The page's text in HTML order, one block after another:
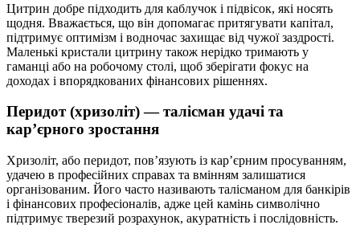
Цитрин добре підходить для каблучок і підвісок, які носять
щодня. Вважається, що він допомагає притягувати капітал,
підтримує оптимізм і водночас захищає від чужої заздрості.
Маленькі кристали цитрину також нерідко тримають у
гаманці або на робочому столі, щоб зберігати фокус на
доходах і впорядкованих фінансових рішеннях.
Перидот (хризоліт) — талісман удачі та
кар’єрного зростання
Хризоліт, або перидот, пов’язують із кар’єрним просуванням,
удачею в професійних справах та вмінням залишатися
організованим. Його часто називають талісманом для банкірів
і фінансових професіоналів, адже цей камінь символічно
підтримує тверезий розрахунок, акуратність і послідовність.